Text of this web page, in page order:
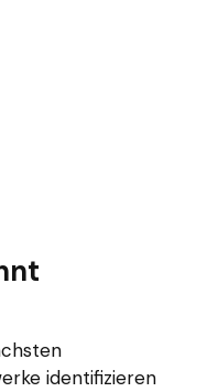
identifizieren